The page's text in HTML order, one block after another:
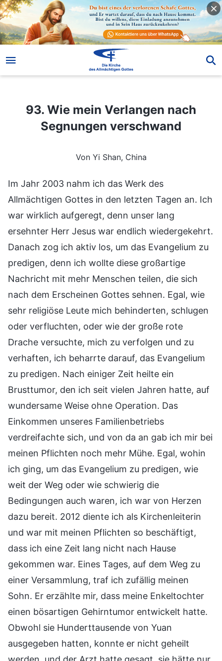
93. Wie mein Verlangen nach Segnungen verschwand
93. Wie mein Verlangen nach
Segnungen verschwand
Von Yi Shan, China
Im Jahr 2003 nahm ich das Werk des
Allmächtigen Gottes in den letzten Tagen an. Ich
war wirklich aufgeregt, denn unser lang
ersehnter Herr Jesus war endlich wiedergekehrt.
Danach zog ich aktiv los, um das Evangelium zu
predigen, denn ich wollte diese großartige
Nachricht mit mehr Menschen teilen, die sich
nach dem Erscheinen Gottes sehnen. Egal, wie
sehr religiöse Leute mich behinderten, schlugen
oder verfluchten, oder wie der große rote
Drache versuchte, mich zu verfolgen und zu
verhaften, ich beharrte darauf, das Evangelium
zu predigen. Nach einiger Zeit heilte ein
Brusttumor, den ich seit vielen Jahren hatte, auf
wundersame Weise ohne Operation. Das
Einkommen unseres Familienbetriebs
verdreifachte sich, und von da an gab ich mir bei
meinen Pflichten noch mehr Mühe. Egal, wohin
ich ging, um das Evangelium zu predigen, wie
weit der Weg oder wie schwierig die
Bedingungen auch waren, ich war von Herzen
dazu bereit. 2012 diente ich als Kirchenleiterin
und war mit meinen Pflichten so beschäftigt,
dass ich eine Zeit lang nicht nach Hause
gekommen war. Eines Tages, auf dem Weg zu
einer Versammlung, traf ich zufällig meinen
Sohn. Er erzählte mir, dass meine Enkeltochter
einen bösartigen Gehirntumor entwickelt hatte.
Obwohl sie Hunderttausende von Yuan
ausgegeben hatten, konnte er nicht geheilt